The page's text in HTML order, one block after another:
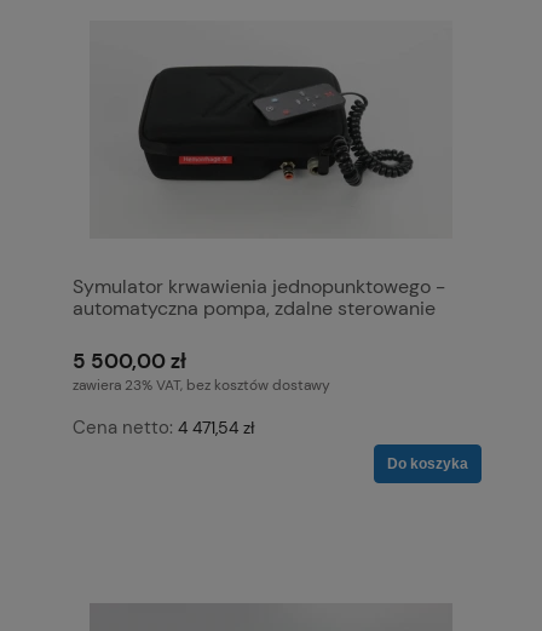
Symulator krwawienia jednopunktowego -
automatyczna pompa, zdalne sterowanie
5 500,00 zł
zawiera 23% VAT, bez kosztów dostawy
Cena netto: 4 471,54 zł
Do koszyka